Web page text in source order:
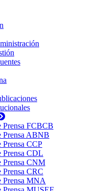
Prensa FCBCB
Prensa ABNB
Prensa CCP
Prensa CDL
Prensa CNM
Prensa CRC
Prensa MNA